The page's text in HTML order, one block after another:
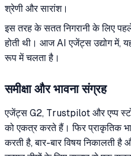
श्रेणी और सारांश।
इस तरह के सतत निगरानी के लिए
होती थी। आज AI एजेंट्स उद्योग में,
रूप में चलता है।
समीक्षा और भावना संग्रह
एजेंट्स G2, Trustpilot और एप्प
को एकत्र करते हैं। फिर प्राकृतिक
करती है, बार-बार विषय निकालती